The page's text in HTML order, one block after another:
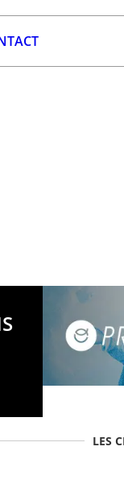
LES